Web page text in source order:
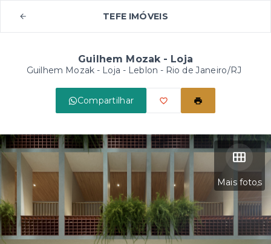
TEFE IMÓVEIS
Guilhem Mozak - Loja
Guilhem Mozak - Loja - Leblon - Rio de Janeiro/RJ
Compartilhar
Mais fotos